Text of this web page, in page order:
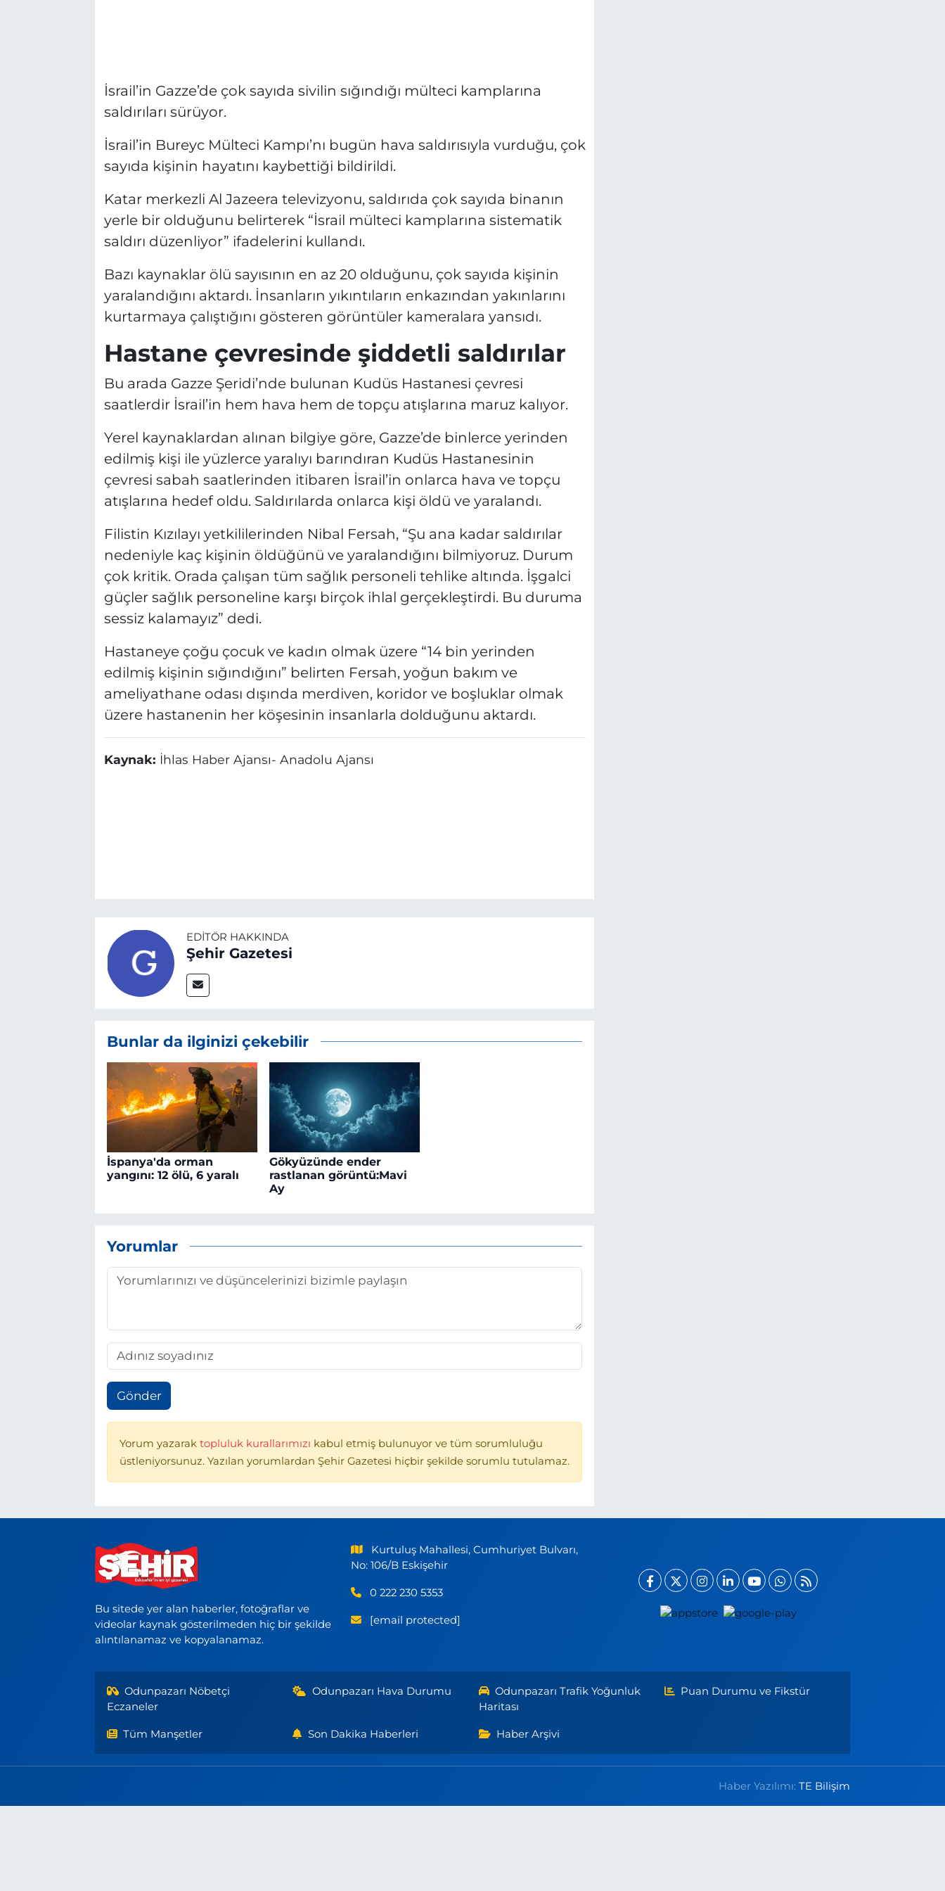
İsrail’in Gazze’de çok sayıda sivilin sığındığı mülteci kamplarına
saldırıları sürüyor.
İsrail’in Bureyc Mülteci Kampı’nı bugün hava saldırısıyla vurduğu, çok
sayıda kişinin hayatını kaybettiği bildirildi.
Katar merkezli Al Jazeera televizyonu, saldırıda çok sayıda binanın
yerle bir olduğunu belirterek “İsrail mülteci kamplarına sistematik
saldırı düzenliyor” ifadelerini kullandı.
Bazı kaynaklar ölü sayısının en az 20 olduğunu, çok sayıda kişinin
yaralandığını aktardı. İnsanların yıkıntıların enkazından yakınlarını
kurtarmaya çalıştığını gösteren görüntüler kameralara yansıdı.
Hastane çevresinde şiddetli saldırılar
Bu arada Gazze Şeridi’nde bulunan Kudüs Hastanesi çevresi
saatlerdir İsrail’in hem hava hem de topçu atışlarına maruz kalıyor.
Yerel kaynaklardan alınan bilgiye göre, Gazze’de binlerce yerinden
edilmiş kişi ile yüzlerce yaralıyı barındıran Kudüs Hastanesinin
çevresi sabah saatlerinden itibaren İsrail’in onlarca hava ve topçu
atışlarına hedef oldu. Saldırılarda onlarca kişi öldü ve yaralandı.
Filistin Kızılayı yetkililerinden Nibal Fersah, “Şu ana kadar saldırılar
nedeniyle kaç kişinin öldüğünü ve yaralandığını bilmiyoruz. Durum
çok kritik. Orada çalışan tüm sağlık personeli tehlike altında. İşgalci
güçler sağlık personeline karşı birçok ihlal gerçekleştirdi. Bu duruma
sessiz kalamayız” dedi.
Hastaneye çoğu çocuk ve kadın olmak üzere “14 bin yerinden
edilmiş kişinin sığındığını” belirten Fersah, yoğun bakım ve
ameliyathane odası dışında merdiven, koridor ve boşluklar olmak
üzere hastanenin her köşesinin insanlarla dolduğunu aktardı.
Kaynak: İhlas Haber Ajansı- Anadolu Ajansı
EDITÖR HAKKINDA
Şehir Gazetesi
Bunlar da ilginizi çekebilir
İspanya'da orman
yangını: 12 ölü, 6 yaralı
Gökyüzünde ender
rastlanan görüntü:Mavi
Ay
Yorumlar
Gönder
Yorum yazarak topluluk kurallarımızı kabul etmiş bulunuyor ve tüm sorumluluğu
üstleniyorsunuz. Yazılan yorumlardan Şehir Gazetesi hiçbir şekilde sorumlu tutulamaz.
Bu sitede yer alan haberler, fotoğraflar ve
videolar kaynak gösterilmeden hiç bir şekilde
alıntılanamaz ve kopyalanamaz.
Kurtuluş Mahallesi, Cumhuriyet Bulvarı,
No: 106/B Eskişehir
0 222 230 5353
[email protected]
Odunpazarı Nöbetçi
Eczaneler
Odunpazarı Hava Durumu
Odunpazarı Trafik Yoğunluk
Haritası
Puan Durumu ve Fikstür
Tüm Manşetler Son Dakika Haberleri Haber Arşivi
Haber Yazılımı:TE Bilişim